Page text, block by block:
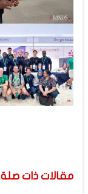
مقالات ذات صلة